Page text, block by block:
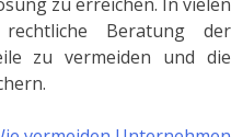
Beratung der
zu vermeiden und die